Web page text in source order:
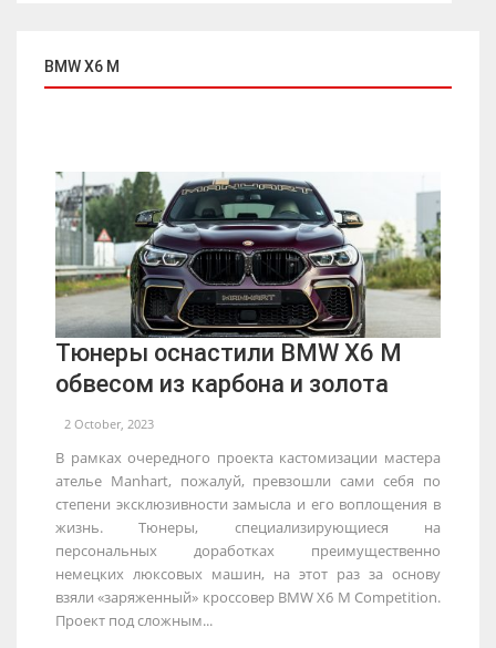
BMW X6 M
Тюнеры оснастили BMW X6 M
обвесом из карбона и золота
2 October, 2023
В рамках очередного проекта кастомизации мастера
ателье Manhart, пожалуй, превзошли сами себя по
степени эксклюзивности замысла и его воплощения в
жизнь. Тюнеры, специализирующиеся на
персональных доработках преимущественно
немецких люксовых машин, на этот раз за основу
взяли «заряженный» кроссовер BMW X6 M Competition.
Проект под сложным...